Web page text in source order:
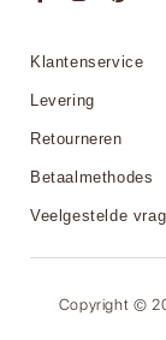
Klantenservice
Levering
Retourneren
Betaalmethodes
Veelgestelde
Copyright ©